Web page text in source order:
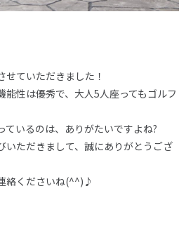
ていただきました！
能性は優秀で、大人5人座ってもゴルフ
いるのは、ありがたいですよね?
いただきまして、誠にありがとうござ
絡くださいね(^^)♪